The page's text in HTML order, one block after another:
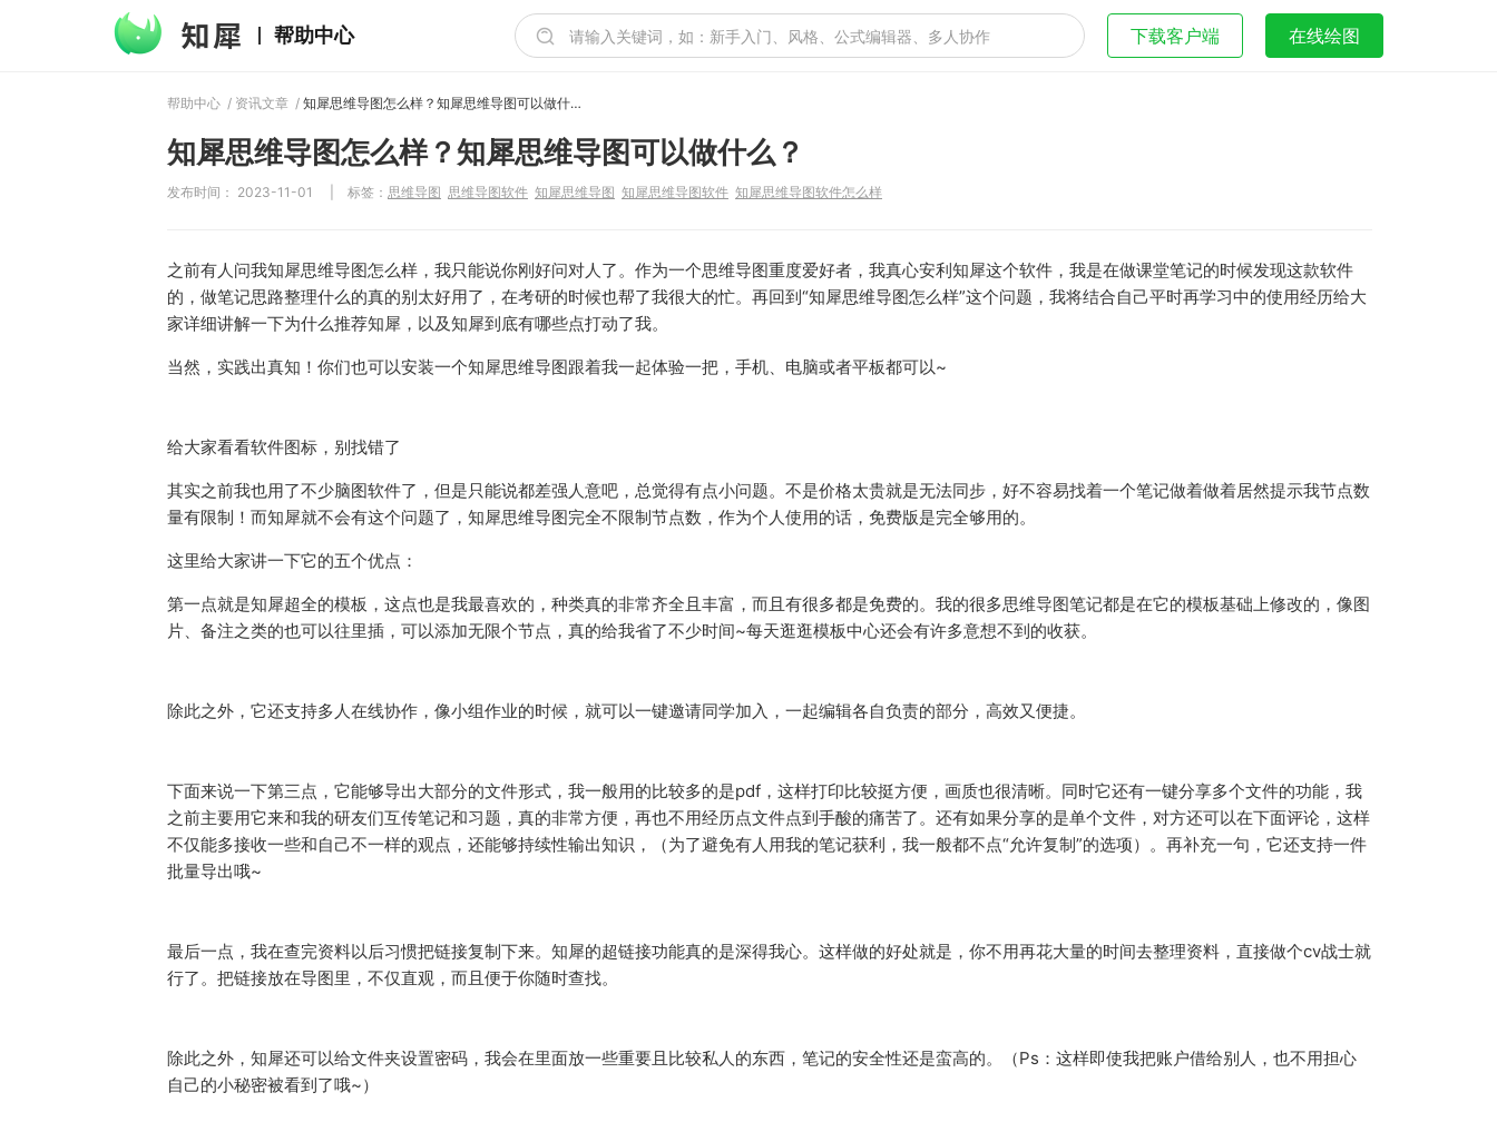
帮助中心 下载客户端 在线绘图
帮助中心 / 资讯文章 / 知犀思维导图怎么样？知犀思维导图可以做什么？
知犀思维导图怎么样？知犀思维导图可以做什么？
发布时间： 2023-11-01 标签： 思维导图 思维导图软件 知犀思维导图 知犀思维导图软件 知犀思维导图软件怎么样
之前有人问我知犀思维导图怎么样，我只能说你刚好问对人了。作为一个思维导图重度爱好者，我真心安利知犀这个软件，我是在做课堂笔记的时候发现这款软件
的，做笔记思路整理什么的真的别太好用了，在考研的时候也帮了我很大的忙。再回到“知犀思维导图怎么样”这个问题，我将结合自己平时再学习中的使用经历给大
家详细讲解一下为什么推荐知犀，以及知犀到底有哪些点打动了我。
当然，实践出真知！你们也可以安装一个知犀思维导图跟着我一起体验一把，手机、电脑或者平板都可以~
给大家看看软件图标，别找错了
其实之前我也用了不少脑图软件了，但是只能说都差强人意吧，总觉得有点小问题。不是价格太贵就是无法同步，好不容易找着一个笔记做着做着居然提示我节点数
量有限制！而知犀就不会有这个问题了，知犀思维导图完全不限制节点数，作为个人使用的话，免费版是完全够用的。
这里给大家讲一下它的五个优点：
第一点就是知犀超全的模板，这点也是我最喜欢的，种类真的非常齐全且丰富，而且有很多都是免费的。我的很多思维导图笔记都是在它的模板基础上修改的，像图
片、备注之类的也可以往里插，可以添加无限个节点，真的给我省了不少时间~每天逛逛模板中心还会有许多意想不到的收获。
除此之外，它还支持多人在线协作，像小组作业的时候，就可以一键邀请同学加入，一起编辑各自负责的部分，高效又便捷。
下面来说一下第三点，它能够导出大部分的文件形式，我一般用的比较多的是pdf，这样打印比较挺方便，画质也很清晰。同时它还有一键分享多个文件的功能，我
之前主要用它来和我的研友们互传笔记和习题，真的非常方便，再也不用经历点文件点到手酸的痛苦了。还有如果分享的是单个文件，对方还可以在下面评论，这样
不仅能多接收一些和自己不一样的观点，还能够持续性输出知识，（为了避免有人用我的笔记获利，我一般都不点“允许复制”的选项）。再补充一句，它还支持一件
批量导出哦~
最后一点，我在查完资料以后习惯把链接复制下来。知犀的超链接功能真的是深得我心。这样做的好处就是，你不用再花大量的时间去整理资料，直接做个cv战士就
行了。把链接放在导图里，不仅直观，而且便于你随时查找。
除此之外，知犀还可以给文件夹设置密码，我会在里面放一些重要且比较私人的东西，笔记的安全性还是蛮高的。（Ps：这样即使我把账户借给别人，也不用担心
自己的小秘密被看到了哦~）